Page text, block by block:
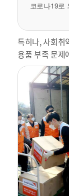
코로나19로
특히나, 사회취
용품 부족 문제